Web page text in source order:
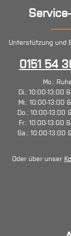
Unterstützung und
0151 54
Mo.:
Di.: 10:00-13:00
Mi.: 10:00-13:00
Do.: 10:00-13:00
Fr.: 10:00-13:00
Sa.: 10:00-13:00
Oder über unser